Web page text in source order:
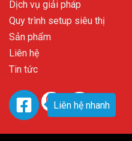
Dịch vụ giải pháp
Quy trình setup siêu thị
Sản phẩm
Liên hệ
Tin tức
Liên hệ nhanh